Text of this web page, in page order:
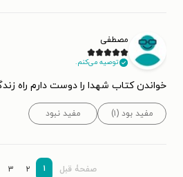
مصطفی
توصیه می‌کنم.
خواندن کتاب شهدا را دوست دارم راه
مفید بود (۱) مفید نبود
صفحۀ قبل ۱ ۲ ۳